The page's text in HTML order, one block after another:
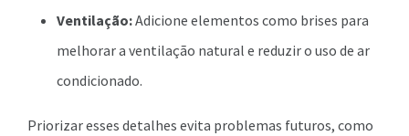
Ventilação:Adicione elementos como brises para
melhorar a ventilação natural e reduzir o uso de ar
condicionado.
Priorizar esses detalhes evita problemas futuros, como